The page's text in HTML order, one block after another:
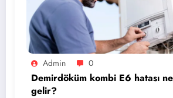
Admin 0
Demirdöküm kombi E6 hatası
gelir?